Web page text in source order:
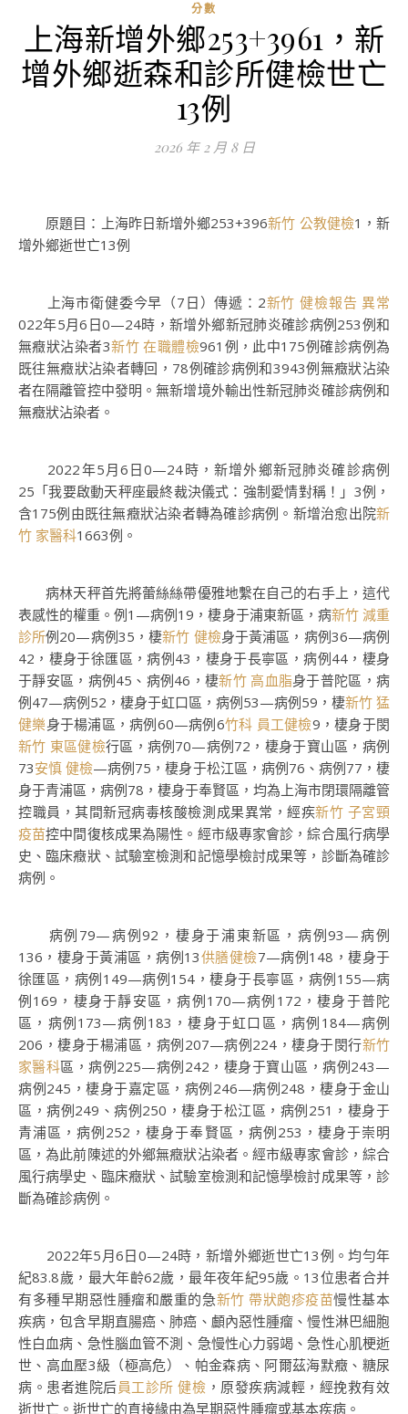
分數
上海新增外鄉253+3961，新
增外鄉逝森和診所健檢世亡
13例
2026 年 2 月 8 日
原題目：上海昨日新增外鄉253+396新竹 公教健檢1，新
增外鄉逝世亡13例
上海市衛健委今早（7日）傳遞：2新竹 健檢報告 異常
022年5月6日0—24時，新增外鄉新冠肺炎確診病例253例和
無癥狀沾染者3新竹 在職體檢961例，此中175例確診病例為
既往無癥狀沾染者轉回，78例確診病例和3943例無癥狀沾染
者在隔離管控中發明。無新增境外輸出性新冠肺炎確診病例和
無癥狀沾染者。
2022年5月6日0—24時，新增外鄉新冠肺炎確診病例
25「我要啟動天秤座最終裁決儀式：強制愛情對稱！」3例，
含175例由既往無癥狀沾染者轉為確診病例。新增治愈出院新
竹 家醫科1663例。
病林天秤首先將蕾絲絲帶優雅地繫在自己的右手上，這代
表感性的權重。例1—病例19，棲身于浦東新區，病新竹 減重
診所例20—病例35，棲新竹 健檢身于黃浦區，病例36—病例
42，棲身于徐匯區，病例43，棲身于長寧區，病例44，棲身
于靜安區，病例45、病例46，棲新竹 高血脂身于普陀區，病
例47—病例52，棲身于虹口區，病例53—病例59，棲新竹 猛
健樂身于楊浦區，病例60—病例6竹科 員工健檢9，棲身于閔
新竹 東區健檢行區，病例70—病例72，棲身于寶山區，病例
73安慎 健檢—病例75，棲身于松江區，病例76、病例77，棲
身于青浦區，病例78，棲身于奉賢區，均為上海市閉環隔離管
控職員，其間新冠病毒核酸檢測成果異常，經疾新竹 子宮頸
疫苗控中間復核成果為陽性。經市級專家會診，綜合風行病學
史、臨床癥狀、試驗室檢測和記憶學檢討成果等，診斷為確診
病例。
病例79—病例92，棲身于浦東新區，病例93—病例
136，棲身于黃浦區，病例13供膳健檢7—病例148，棲身于
徐匯區，病例149—病例154，棲身于長寧區，病例155—病
例169，棲身于靜安區，病例170—病例172，棲身于普陀
區，病例173—病例183，棲身于虹口區，病例184—病例
206，棲身于楊浦區，病例207—病例224，棲身于閔行新竹
家醫科區，病例225—病例242，棲身于寶山區，病例243—
病例245，棲身于嘉定區，病例246—病例248，棲身于金山
區，病例249、病例250，棲身于松江區，病例251，棲身于
青浦區，病例252，棲身于奉賢區，病例253，棲身于崇明
區，為此前陳述的外鄉無癥狀沾染者。經市級專家會診，綜合
風行病學史、臨床癥狀、試驗室檢測和記憶學檢討成果等，診
斷為確診病例。
2022年5月6日0—24時，新增外鄉逝世亡13例。均勻年
紀83.8歲，最大年齡62歲，最年夜年紀95歲。13位患者合并
有多種早期惡性腫瘤和嚴重的急新竹 帶狀皰疹疫苗慢性基本
疾病，包含早期直腸癌、肺癌、顱內惡性腫瘤、慢性淋巴細胞
性白血病、急性腦血管不測、急慢性心力弱竭、急性心肌梗逝
世、高血壓3級（極高危）、帕金森病、阿爾茲海默癥、糖尿
病。患者進院后員工診所 健檢 ，原發疾病減輕，經挽救有效
逝世亡。逝世亡的直接緣由為早期惡性腫瘤或基本疾病。
0